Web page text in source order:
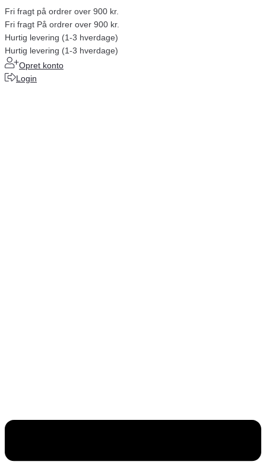
Fri fragt på ordrer over 900 kr.
Fri fragt På ordrer over 900 kr.
Hurtig levering (1-3 hverdage)
Hurtig levering (1-3 hverdage)
Opret konto
Login